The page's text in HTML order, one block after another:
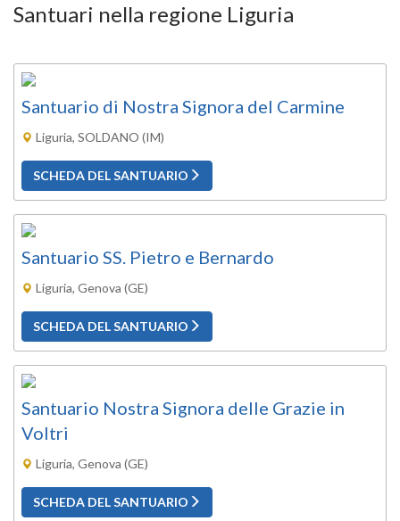
Santuari nella regione Liguria
Santuario di Nostra Signora del Carmine
Liguria, SOLDANO (IM)
SCHEDA DEL SANTUARIO
Santuario SS. Pietro e Bernardo
Liguria, Genova (GE)
SCHEDA DEL SANTUARIO
Santuario Nostra Signora delle Grazie in
Voltri
Liguria, Genova (GE)
SCHEDA DEL SANTUARIO